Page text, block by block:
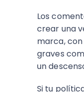
Los
crear una
marca,
graves
un
Si tu